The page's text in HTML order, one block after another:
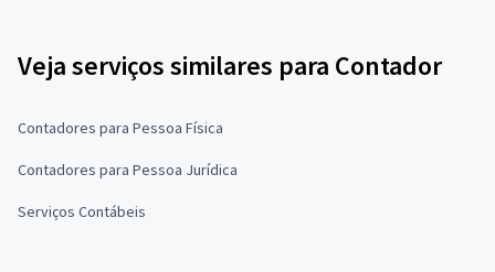
Veja serviços similares para Contador
Contadores para Pessoa Física
Contadores para Pessoa Jurídica
Serviços Contábeis